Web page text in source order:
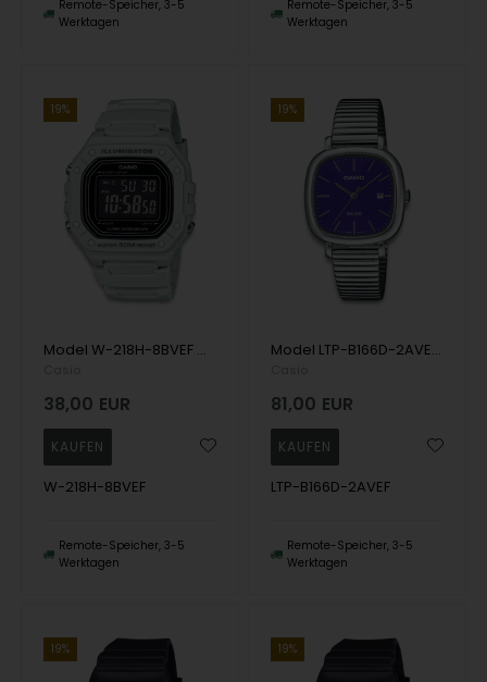
Remote-Speicher, 3-5
Werktagen
Remote-Speicher, 3-5
Werktagen
19%
Model W-218H-8BVEF Casio Timeless (Casio Collection digital) Casio 3224 Herren uhr
38,00 EUR
W-218H-8BVEF
Remote-Speicher, 3-5
Werktagen
19%
Model LTP-B166D-2AVEF Casio Timeless Collection Casio Quartz Herren uhr
81,00 EUR
LTP-B166D-2AVEF
Remote-Speicher, 3-5
Werktagen
19% 19%